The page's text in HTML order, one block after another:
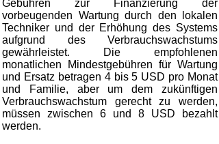
Gebühren zur Finanzierung der
vorbeugenden Wartung durch den lokalen
Techniker und der Erhöhung des Systems
aufgrund des Verbrauchswachstums
gewährleistet. Die empfohlenen
monatlichen Mindestgebühren für Wartung
und Ersatz betragen 4 bis 5 USD pro Monat
und Familie, aber um dem zukünftigen
Verbrauchswachstum gerecht zu werden,
müssen zwischen 6 und 8 USD bezahlt
werden.